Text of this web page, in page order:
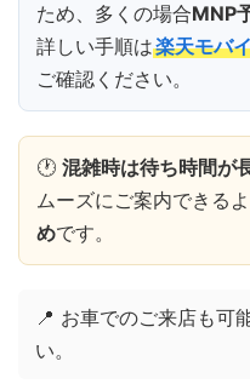
ため、多くの場合MNP
詳しい手順は楽天モバ
ご確認ください。
🕐 混雑時は待ち時間が
ムーズにご案内できるよ
めです。
📍 お車でのご来店も可
い。